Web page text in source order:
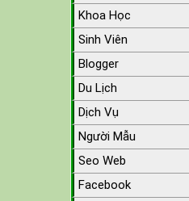
Khoa Học
Sinh Viên
Blogger
Du Lịch
Dịch Vụ
Người Mẫu
Seo Web
Facebook